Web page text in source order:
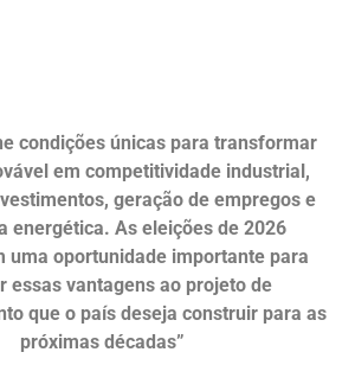
condições únicas para transformar
em competitividade industrial,
geração de empregos e
energética. As eleições de 2026
uma oportunidade importante para
essas vantagens ao projeto de
que o país deseja construir para as
próximas décadas”